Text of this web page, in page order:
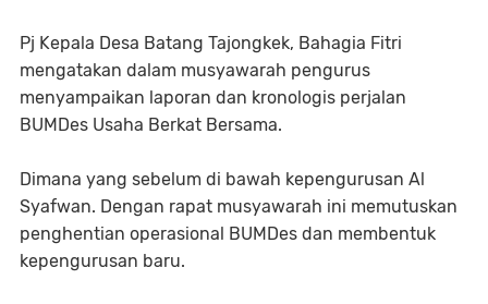
Pj Kepala Desa Batang Tajongkek, Bahagia Fitri
mengatakan dalam musyawarah pengurus
menyampaikan laporan dan kronologis perjalan
BUMDes Usaha Berkat Bersama.
Dimana yang sebelum di bawah kepengurusan Al
Syafwan. Dengan rapat musyawarah ini memutuskan
penghentian operasional BUMDes dan membentuk
kepengurusan baru.